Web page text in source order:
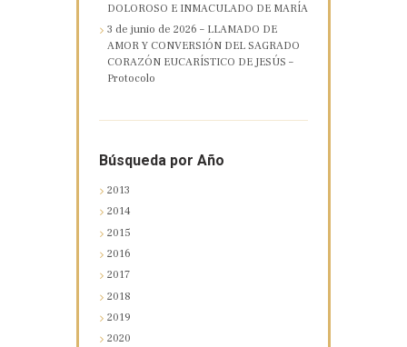
DOLOROSO E INMACULADO DE MARÍA
3 de junio de 2026 – LLAMADO DE
AMOR Y CONVERSIÓN DEL SAGRADO
CORAZÓN EUCARÍSTICO DE JESÚS –
Protocolo
Búsqueda por Año
2013
2014
2015
2016
2017
2018
2019
2020